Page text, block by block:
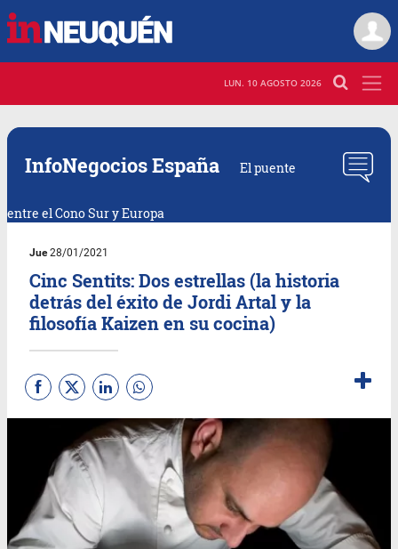
LUN. 10 AGOSTO 2026
InfoNegocios España El puente
entre el Cono Sur y Europa
Jue28/01/2021
Cinc Sentits: Dos estrellas (la historia
detrás del éxito de Jordi Artal y la
filosofía Kaizen en su cocina)